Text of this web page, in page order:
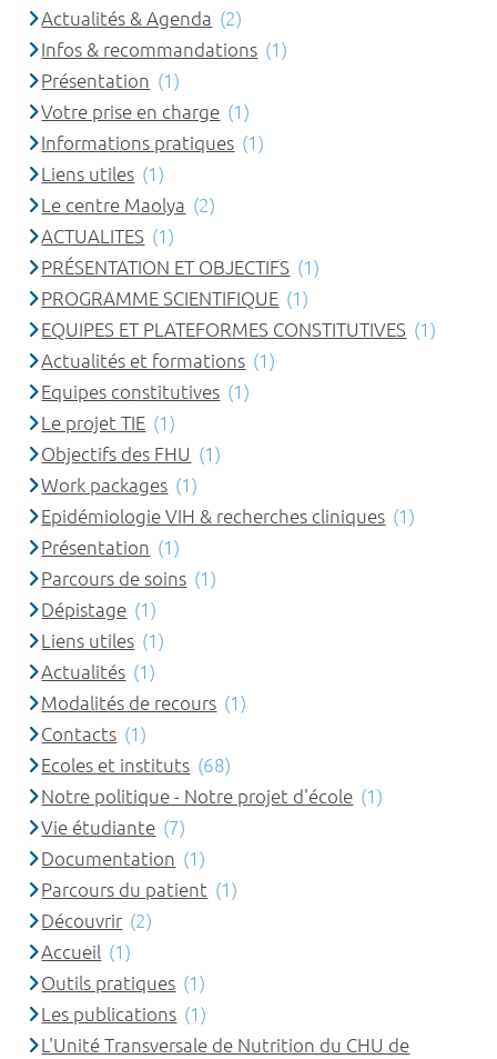
Actualités & Agenda (2)
Infos & recommandations (1)
Présentation (1)
Votre prise en charge (1)
Informations pratiques (1)
Liens utiles (1)
Le centre Maolya (2)
ACTUALITES (1)
PRÉSENTATION ET OBJECTIFS (1)
PROGRAMME SCIENTIFIQUE (1)
EQUIPES ET PLATEFORMES CONSTITUTIVES (1)
Actualités et formations (1)
Equipes constitutives (1)
Le projet TIE (1)
Objectifs des FHU (1)
Work packages (1)
Epidémiologie VIH & recherches cliniques (1)
Présentation (1)
Parcours de soins (1)
Dépistage (1)
Liens utiles (1)
Actualités (1)
Modalités de recours (1)
Contacts (1)
Ecoles et instituts (68)
Notre politique - Notre projet d'école (1)
Vie étudiante (7)
Documentation (1)
Parcours du patient (1)
Découvrir (2)
Accueil (1)
Outils pratiques (1)
Les publications (1)
L'Unité Transversale de Nutrition du CHU de